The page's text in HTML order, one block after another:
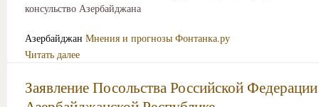
консульство Азербайджана
Азербайджан Мнения и прогнозы Фонтанка.ру
Читать далее
Заявление Посольства Российской